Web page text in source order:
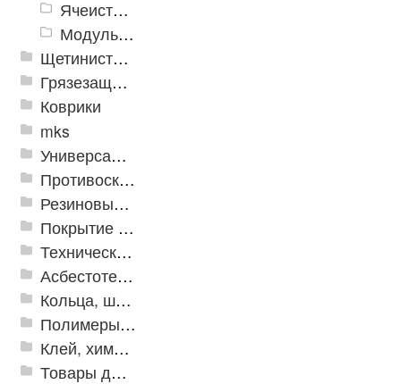
Ячеистые коврик дорожка «Шашки»
Модульное напольное покрытие "Грязезащитные Соты"
Щетинистые покрытия
Грязезащитные, влаговпитывающие покрытия
Коврики
mks
Универсальные модульные покрытия
Противоскользящая защита для лестниц, профили, ленты
Резиновые и ПВХ дорожки
Покрытие из резиновой крошки
Техническая резина
Асбестотехнические и теплоизоляционные материалы
Кольца, шайбы, манжеты
Полимеры и пластики
Клей, химия, сопутствующие товары
Товары для дома